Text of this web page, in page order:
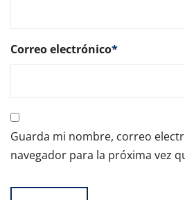
Correo electrónico*
Guarda mi nombre, correo
navegador para la próxima vez